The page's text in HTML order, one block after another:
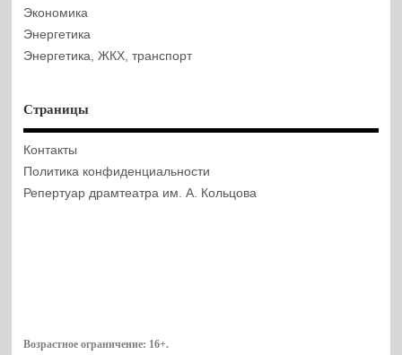
Экономика
Энергетика
Энергетика, ЖКХ, транспорт
Страницы
Контакты
Политика конфиденциальности
Репертуар драмтеатра им. А. Кольцова
Возрастное ограничение: 16+.